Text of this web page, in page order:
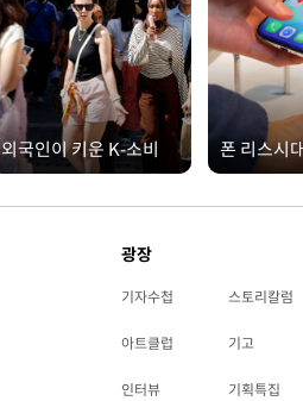
외국인이 키운 K-소비 폰 리스시
광장
기자수첩 스토리칼럼
아트클럽 기고
인터뷰 기획특집